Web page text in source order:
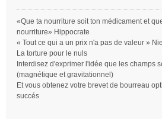
«Que ta nourriture soit ton médicament et
nourriture» Hippocrate
« Tout ce qui a un prix n'a pas de valeur »
La torture pour le nuls
Interdisez d'exprimer l'idée que les champs
(magnétique et gravitationnel)
Et vous obtenez votre brevet de bourreau
succés